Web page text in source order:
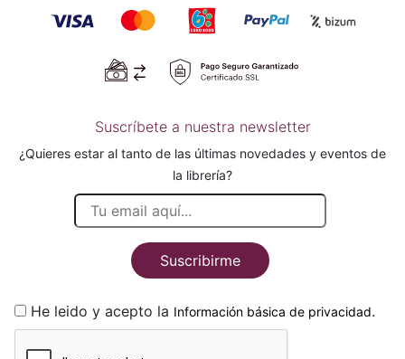
Suscríbete a nuestra newsletter
¿Quieres estar al tanto de las últimas novedades y eventos de
la librería?
Suscribirme
He leido y acepto la Información básica de privacidad.